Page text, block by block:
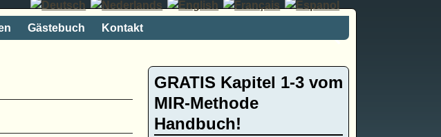
Gästebuch Kontakt
GRATIS Kapitel 1-3 vom
MIR-Methode
Handbuch!